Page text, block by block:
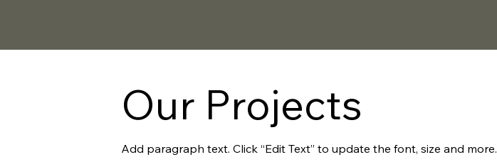
Our Projects
Add paragraph text. Click “Edit Text” to update the font, size and more.